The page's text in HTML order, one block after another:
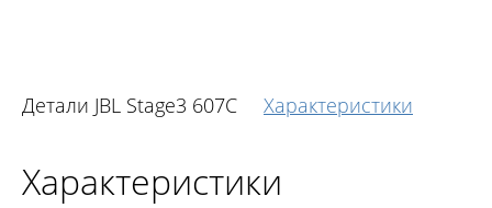
Детали JBL Stage3 607C Характеристики
Характеристики